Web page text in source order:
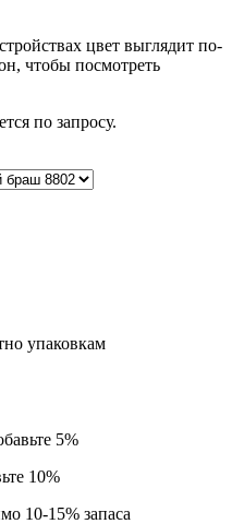
цвет выглядит по-
чтобы посмотреть
по запросу.
упаковкам
5%
10%
10-15% запаса